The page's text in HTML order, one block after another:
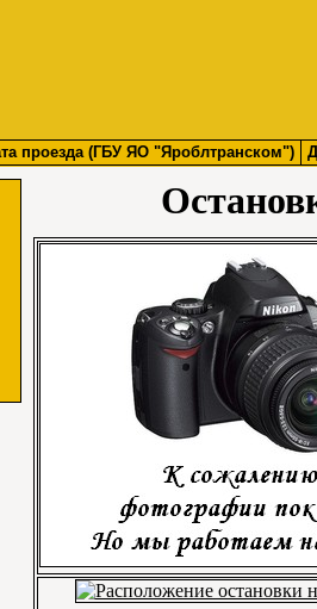
проезда (ГБУ ЯО "Яроблтранском")